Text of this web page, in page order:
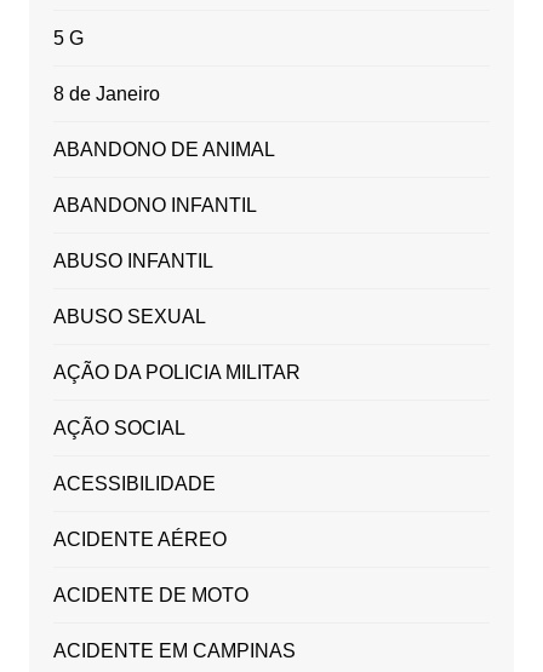
5 G
8 de Janeiro
ABANDONO DE ANIMAL
ABANDONO INFANTIL
ABUSO INFANTIL
ABUSO SEXUAL
AÇÃO DA POLICIA MILITAR
AÇÃO SOCIAL
ACESSIBILIDADE
ACIDENTE AÉREO
ACIDENTE DE MOTO
ACIDENTE EM CAMPINAS